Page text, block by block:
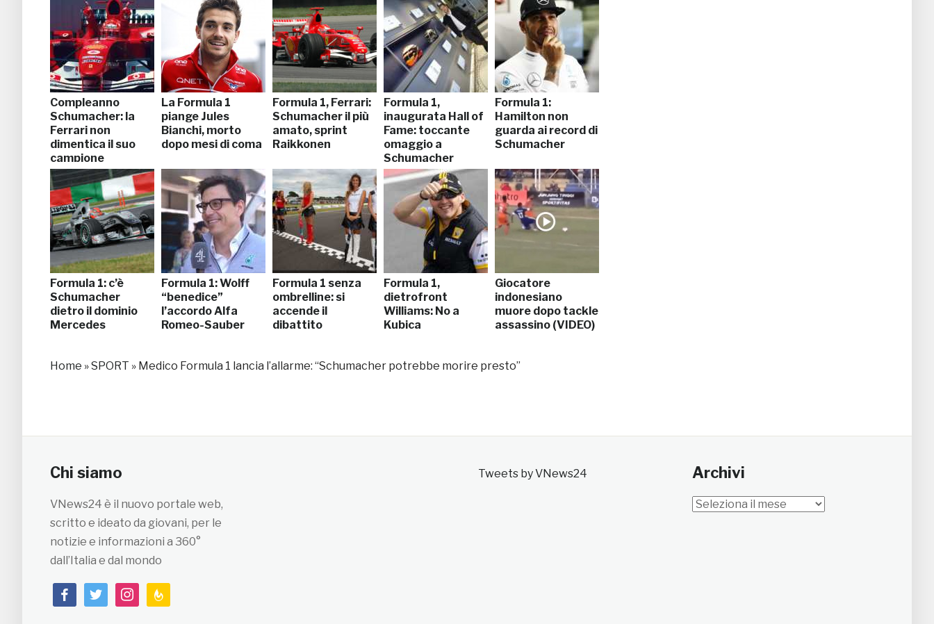
Compleanno
Schumacher: la
Ferrari non
dimentica il suo
campione
La Formula 1
piange Jules
Bianchi, morto
dopo mesi di coma
Formula 1, Ferrari:
Schumacher il più
amato, sprint
Raikkonen
Formula 1,
inaugurata Hall of
Fame: toccante
omaggio a
Schumacher
Formula 1:
Hamilton non
guarda ai record di
Schumacher
Formula 1: c’è
Schumacher
dietro il dominio
Mercedes
Formula 1: Wolff
“benedice”
l’accordo Alfa
Romeo-Sauber
Formula 1 senza
ombrelline: si
accende il
dibattito
Formula 1,
dietrofront
Williams: No a
Kubica
Giocatore
indonesiano
muore dopo tackle
assassino (VIDEO)
Home »SPORT » Medico Formula 1 lancia l’allarme: “Schumacher potrebbe morire presto”
Chi siamo
VNews24 è il nuovo portale web,
scritto e ideato da giovani, per le
notizie e informazioni a 360°
dall’Italia e dal mondo
facebooktwitterinstagramfeedburner
Tweets by VNews24 Archivi
Archivi